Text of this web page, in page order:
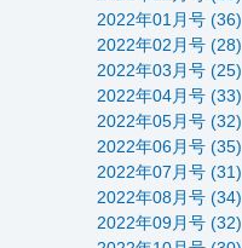
2022年01月号 (36)
2022年02月号 (28)
2022年03月号 (25)
2022年04月号 (33)
2022年05月号 (32)
2022年06月号 (35)
2022年07月号 (31)
2022年08月号 (34)
2022年09月号 (32)